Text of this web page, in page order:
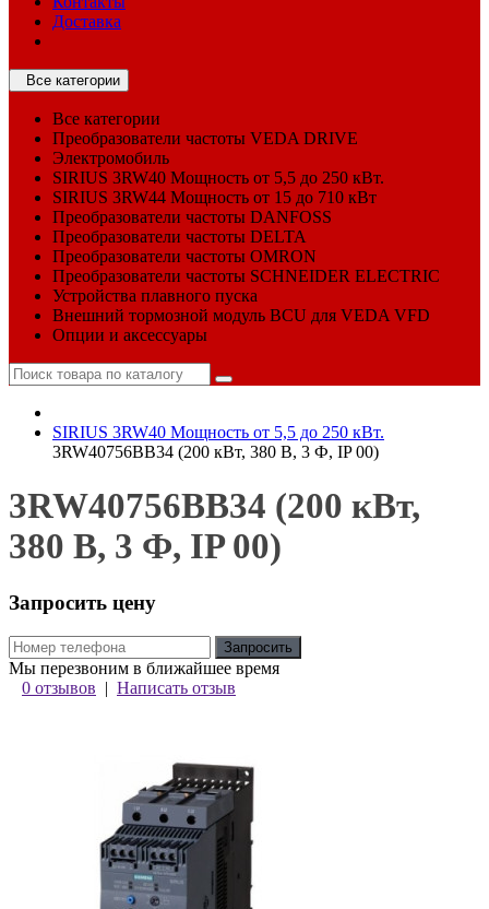
Доставка
Все категории
Все категории
Преобразователи частоты VEDA DRIVE
Электромобиль
SIRIUS 3RW40 Мощность от 5,5 до 250 кВт.
SIRIUS 3RW44 Мощность от 15 до 710 кВт
Преобразователи частоты DANFOSS
Преобразователи частоты DELTA
Преобразователи частоты OMRON
Преобразователи частоты SCHNEIDER ELECTRIC
Устройства плавного пуска
Внешний тормозной модуль BCU для VEDA VFD
Опции и аксессуары
SIRIUS 3RW40 Мощность от 5,5 до 250 кВт.
3RW40756BB34 (200 кВт, 380 В, 3 Ф, IP 00)
3RW40756BB34 (200 кВт,
380 В, 3 Ф, IP 00)
Запросить цену
Запросить
Мы перезвоним в ближайшее время
0 отзывов | Написать отзыв